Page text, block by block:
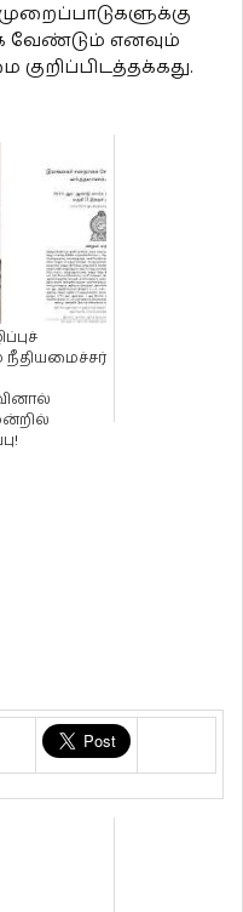
வேண்டும் எனவும்
குறிப்பிடத்தக்கது.
நீதியமைச்சர்